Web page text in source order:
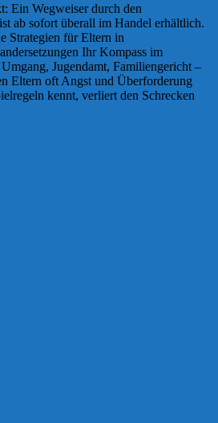
Ein Wegweiser durch den
ab sofort überall im Handel erhältlich.
Strategien für Eltern in
Ihr Kompass im
Jugendamt, Familiengericht –
Eltern oft Angst und Überforderung
kennt, verliert den Schrecken